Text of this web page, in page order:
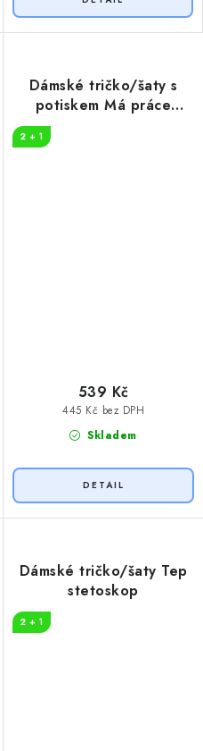
Dámské tričko/šaty s
potiskem Má práce
2 + 1
Skladem
445 Kč bez DPH
539 Kč
Dámské tričko/šaty Tep
stetoskop
2 + 1